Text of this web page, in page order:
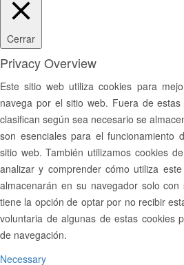
Cerrar
Privacy Overview
Este sitio web utiliza cookies para
navega por el sitio web. Fuera de
clasifican según sea necesario se
son esenciales para el funcionamiento
sitio web. También utilizamos cookies
analizar y comprender cómo utiliza
almacenarán en su navegador solo con
tiene la opción de optar por no recibir
voluntaria de algunas de estas cookies
de navegación.
Necessary